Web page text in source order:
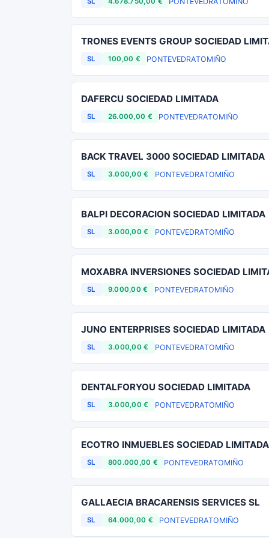
TRONES EVENTS GROUP SOCIEDAD
SL 100,00 € PONTEVEDRATOMIÑO
DAFERCU SOCIEDAD LIMITADA
SL 26.000,00 € PONTEVEDRATOMIÑO
BACK TRAVEL 3000 SOCIEDAD LIMITADA
SL 3.000,00 € PONTEVEDRATOMIÑO
BALPI DECORACION SOCIEDAD LIMITADA
SL 3.000,00 € PONTEVEDRATOMIÑO
MOXABRA INVERSIONES SOCIEDAD
SL 9.000,00 € PONTEVEDRATOMIÑO
JUNO ENTERPRISES SOCIEDAD LIMITADA
SL 3.000,00 € PONTEVEDRATOMIÑO
DENTALFORYOU SOCIEDAD LIMITADA
SL 3.000,00 € PONTEVEDRATOMIÑO
ECOTRO INMUEBLES SOCIEDAD LIMITADA
SL 800.000,00 € PONTEVEDRATOMIÑO
GALLAECIA BRACARENSIS SERVICES SL
SL 64.000,00 € PONTEVEDRATOMIÑO